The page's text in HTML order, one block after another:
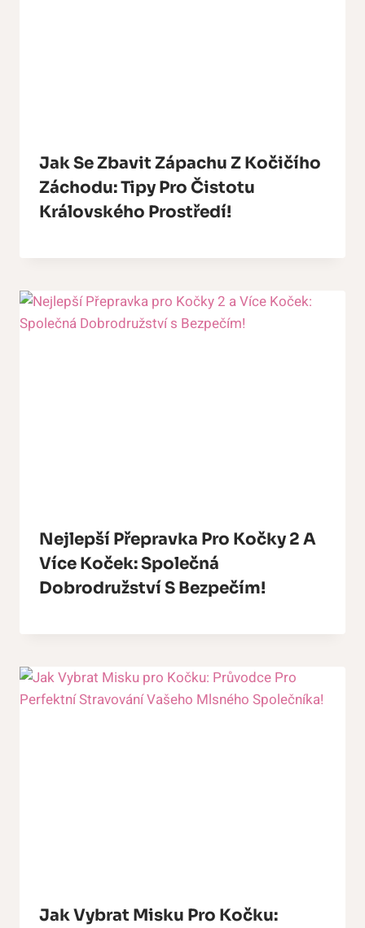
Jak Se Zbavit Zápachu Z Kočičího
Záchodu: Tipy Pro Čistotu
Královského Prostředí!
Nejlepší Přepravka Pro Kočky 2 A
Více Koček: Společná
Dobrodružství S Bezpečím!
Jak Vybrat Misku Pro Kočku: